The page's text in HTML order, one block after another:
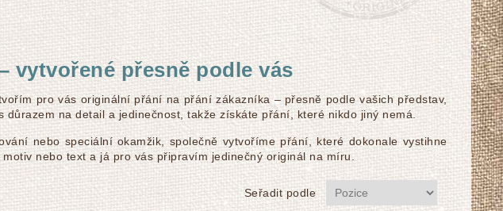
vytvořené přesně podle vás
pro vás originální přání na přání zákazníka – přesně podle vašich představ,
na detail a jedinečnost, takže získáte přání, které nikdo jiný nemá.
nebo speciální okamžik, společně vytvoříme přání, které dokonale vystihne
nebo text a já pro vás připravím jedinečný originál na míru.
Seřadit podle